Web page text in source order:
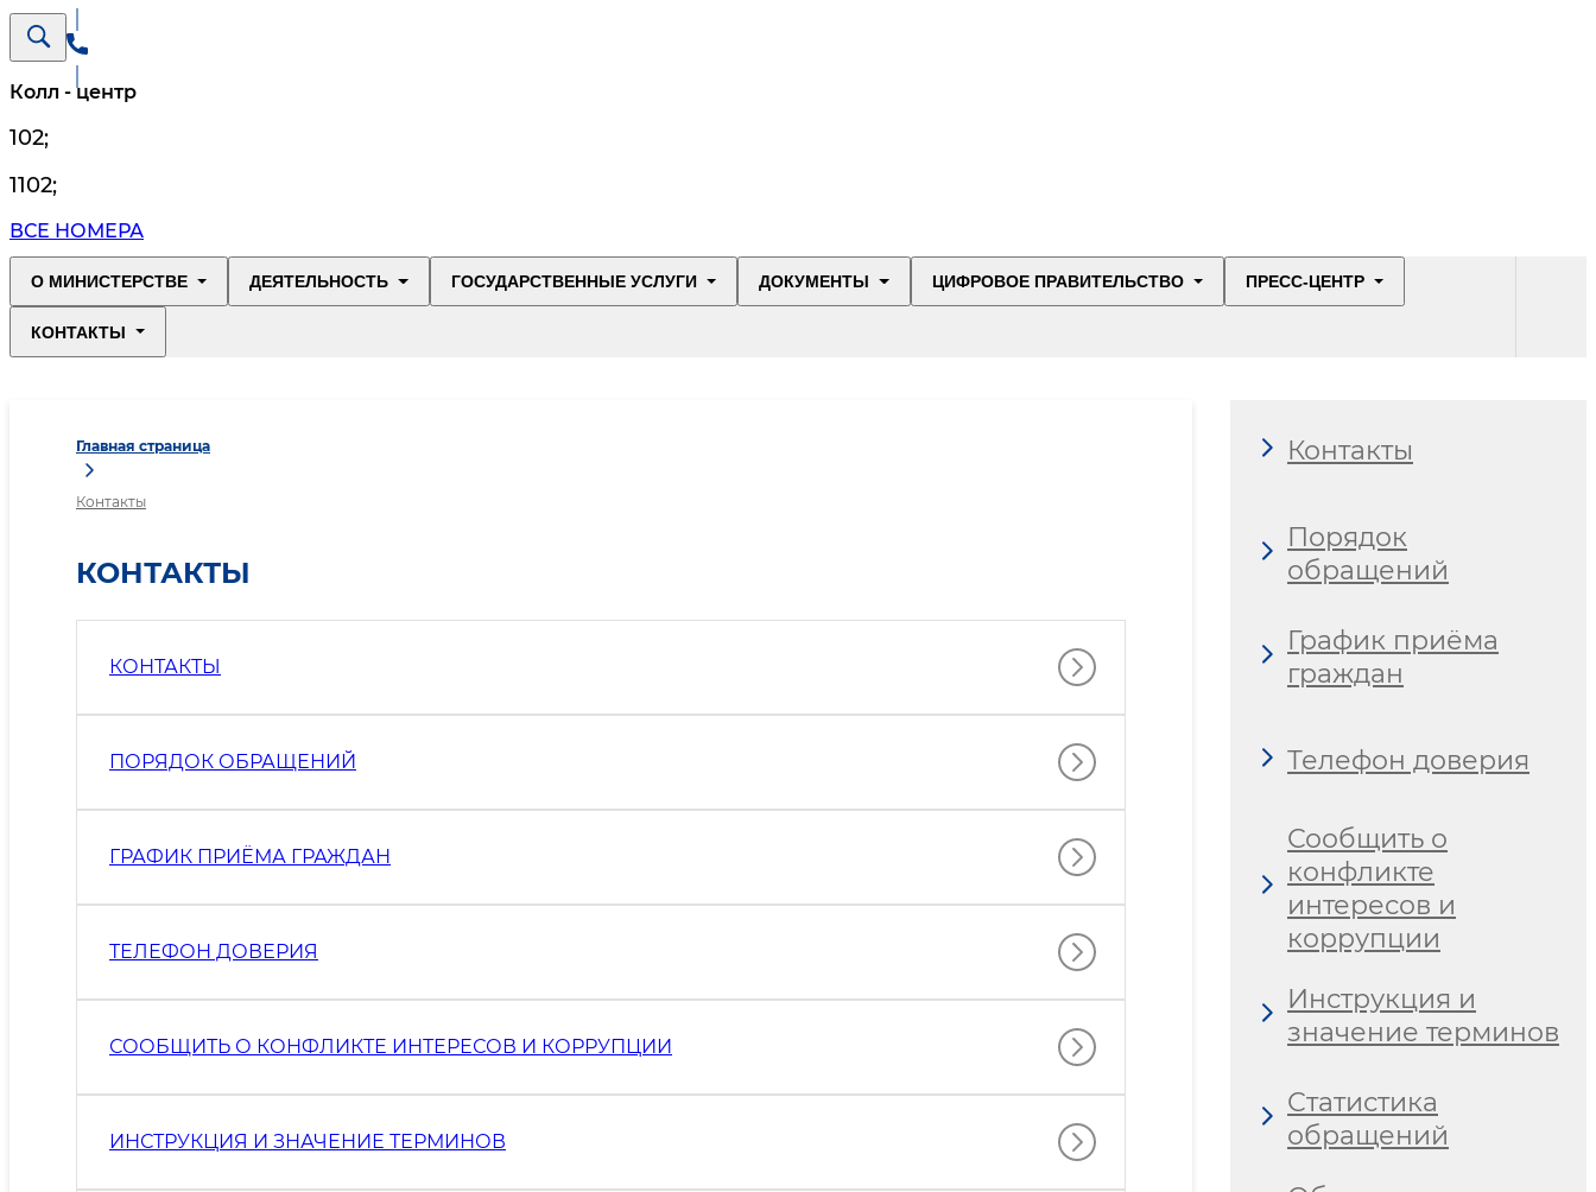
Колл - центр
102;
1102;
ВСЕ НОМЕРА
О МИНИСТЕРСТВЕ ДЕЯТЕЛЬНОСТЬ ГОСУДАРСТВЕННЫЕ УСЛУГИ ДОКУМЕНТЫ ЦИФРОВОЕ ПРАВИТЕЛЬСТВО ПРЕСС-ЦЕНТР
КОНТАКТЫ
Главная страница
Контакты
КОНТАКТЫ
КОНТАКТЫ
ПОРЯДОК ОБРАЩЕНИЙ
ГРАФИК ПРИЁМА ГРАЖДАН
ТЕЛЕФОН ДОВЕРИЯ
СООБЩИТЬ О КОНФЛИКТЕ ИНТЕРЕСОВ И КОРРУПЦИИ
ИНСТРУКЦИЯ И ЗНАЧЕНИЕ ТЕРМИНОВ
Контакты
Порядок
обращений
График приёма
граждан
Телефон доверия
Сообщить о
конфликте
интересов и
коррупции
Инструкция и
значение терминов
Статистика
обращений